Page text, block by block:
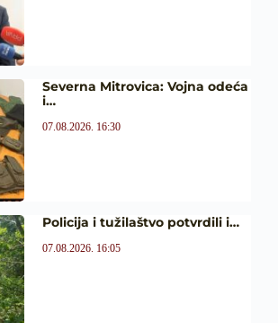
Severna Mitrovica: Vojna odeća
i…
07.08.2026. 16:30
Policija i tužilaštvo potvrdili i…
07.08.2026. 16:05